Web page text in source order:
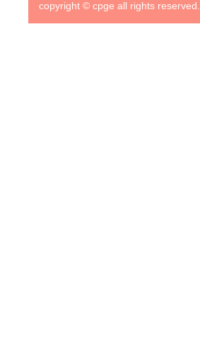
copyright © cpge all rights reserved.